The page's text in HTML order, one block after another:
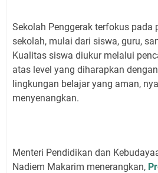
Sekolah Penggerak terfokus pada
sekolah, mulai dari siswa, guru,
Kualitas siswa diukur melalui
atas level yang diharapkan
lingkungan belajar yang aman,
menyenangkan.
Menteri Pendidikan dan
Nadiem Makarim menerangkan,